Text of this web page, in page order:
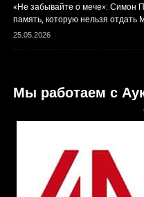
«Не забывайте о мече»: Симон
память, которую нельзя отдать
25.05.2026
Мы работаем с